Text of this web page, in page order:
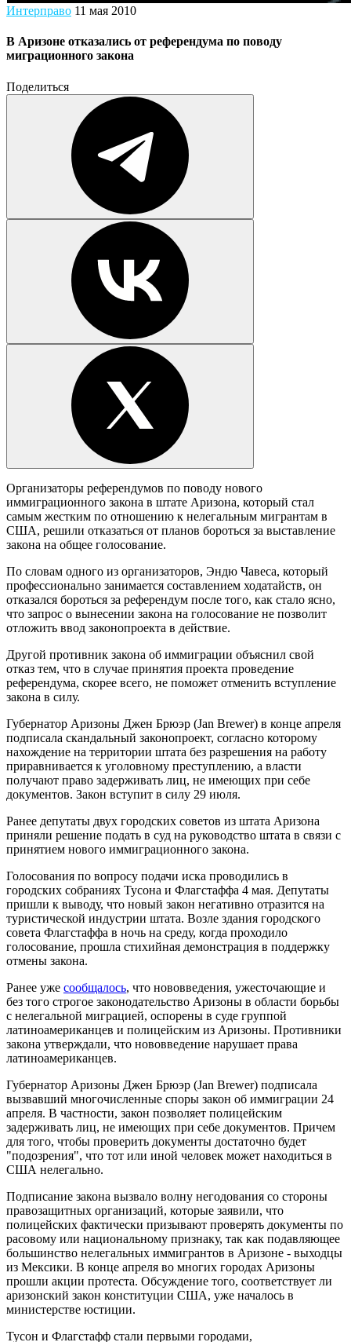
Интерправо 11 мая 2010
В Аризоне отказались от референдума по поводу
миграционного закона
Поделиться
Организаторы референдумов по поводу нового
иммиграционного закона в штате Аризона, который стал
самым жестким по отношению к нелегальным мигрантам в
США, решили отказаться от планов бороться за выставление
закона на общее голосование.
По словам одного из организаторов, Эндю Чавеса, который
профессионально занимается составлением ходатайств, он
отказался бороться за референдум после того, как стало ясно,
что запрос о вынесении закона на голосование не позволит
отложить ввод законопроекта в действие.
Другой противник закона об иммиграции объяснил свой
отказ тем, что в случае принятия проекта проведение
референдума, скорее всего, не поможет отменить вступление
закона в силу.
Губернатор Аризоны Джен Брюэр (Jan Brewer) в конце апреля
подписала скандальный законопроект, согласно которому
нахождение на территории штата без разрешения на работу
приравнивается к уголовному преступлению, а власти
получают право задерживать лиц, не имеющих при себе
документов. Закон вступит в силу 29 июля.
Ранее депутаты двух городских советов из штата Аризона
приняли решение подать в суд на руководство штата в связи с
принятием нового иммиграционного закона.
Голосования по вопросу подачи иска проводились в
городских собраниях Тусона и Флагстаффа 4 мая. Депутаты
пришли к выводу, что новый закон негативно отразится на
туристической индустрии штата. Возле здания городского
совета Флагстаффа в ночь на среду, когда проходило
голосование, прошла стихийная демонстрация в поддержку
отмены закона.
Ранее уже сообщалось, что нововведения, ужесточающие и
без того строгое законодательство Аризоны в области борьбы
с нелегальной миграцией, оспорены в суде группой
латиноамериканцев и полицейским из Аризоны. Противники
закона утверждали, что нововведение нарушает права
латиноамериканцев.
Губернатор Аризоны Джен Брюэр (Jan Brewer) подписала
вызвавший многочисленные споры закон об иммиграции 24
апреля. В частности, закон позволяет полицейским
задерживать лиц, не имеющих при себе документов. Причем
для того, чтобы проверить документы достаточно будет
"подозрения", что тот или иной человек может находиться в
США нелегально.
Подписание закона вызвало волну негодования со стороны
правозащитных организаций, которые заявили, что
полицейских фактически призывают проверять документы по
расовому или национальному признаку, так как подавляющее
большинство нелегальных иммигрантов в Аризоне - выходцы
из Мексики. В конце апреля во многих городах Аризоны
прошли акции протеста. Обсуждение того, соответствует ли
аризонский закон конституции США, уже началось в
министерстве юстиции.
Тусон и Флагстафф стали первыми городами,